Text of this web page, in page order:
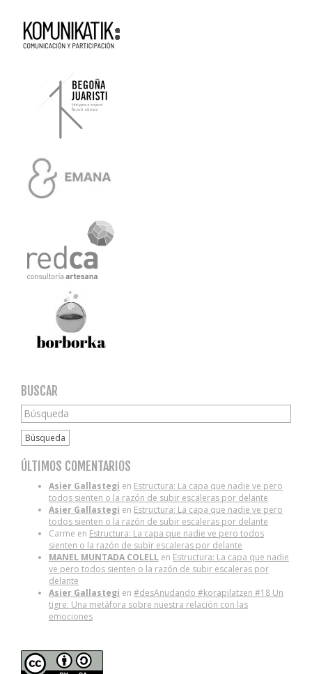
BUSCAR
Búsqueda
ÚLTIMOS COMENTARIOS
Asier Gallastegi en Estructura: La capa que nadie ve pero
todos sienten o la razón de subir escaleras por delante
Asier Gallastegi en Estructura: La capa que nadie ve pero
todos sienten o la razón de subir escaleras por delante
Carme en Estructura: La capa que nadie ve pero todos
sienten o la razón de subir escaleras por delante
MANEL MUNTADA COLELL en Estructura: La capa que nadie
ve pero todos sienten o la razón de subir escaleras por
delante
Asier Gallastegi en #desAnudando #korapilatzen #18 Un
tigre: Una metáfora sobre nuestra relación con las
emociones